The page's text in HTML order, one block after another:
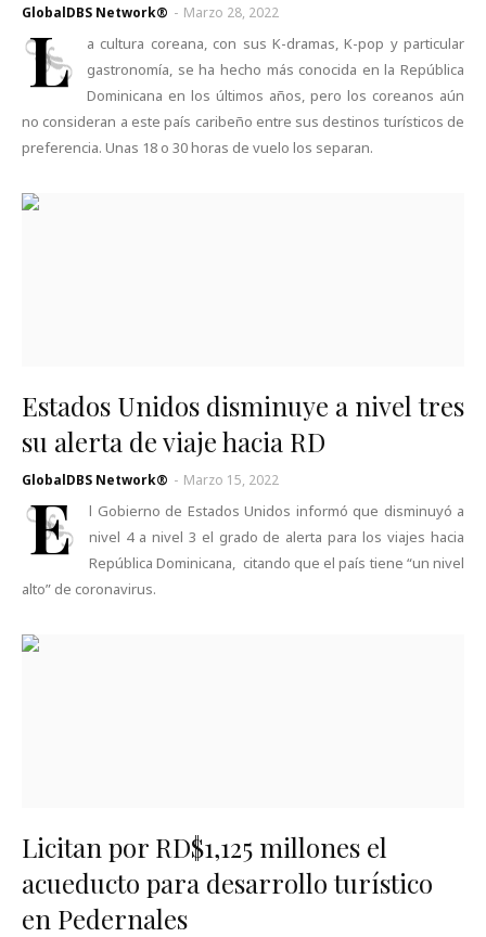
GlobalDBS Network® - Marzo 28, 2022
L
a cultura coreana, con sus K-dramas, K-pop y particular
gastronomía, se ha hecho más conocida en la República
Dominicana en los últimos años, pero los coreanos aún
no consideran a este país caribeño entre sus destinos turísticos de
preferencia. Unas 18 o 30 horas de vuelo los separan.
Estados Unidos disminuye a nivel tres
su alerta de viaje hacia RD
GlobalDBS Network® - Marzo 15, 2022
E
l Gobierno de Estados Unidos informó que disminuyó a
nivel 4 a nivel 3 el grado de alerta para los viajes hacia
República Dominicana, citando que el país tiene “un nivel
alto” de coronavirus.
Licitan por RD$1,125 millones el
acueducto para desarrollo turístico
en Pedernales